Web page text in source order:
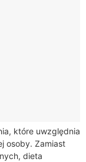
które uwzględnia
osoby. Zamiast
dieta